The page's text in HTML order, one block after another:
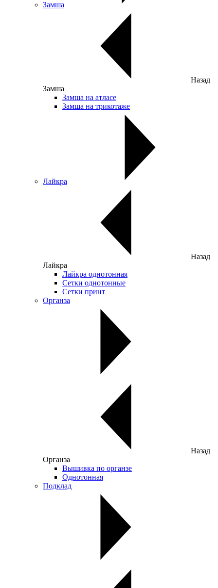
Замша
Назад
Замша
Замша на атласе
Замша на трикотаже
Лайкра
Назад
Лайкра
Лайкра однотонная
Сетки однотонные
Сетки принт
Органза
Назад
Органза
Вышивка по органзе
Однотонная
Подклад